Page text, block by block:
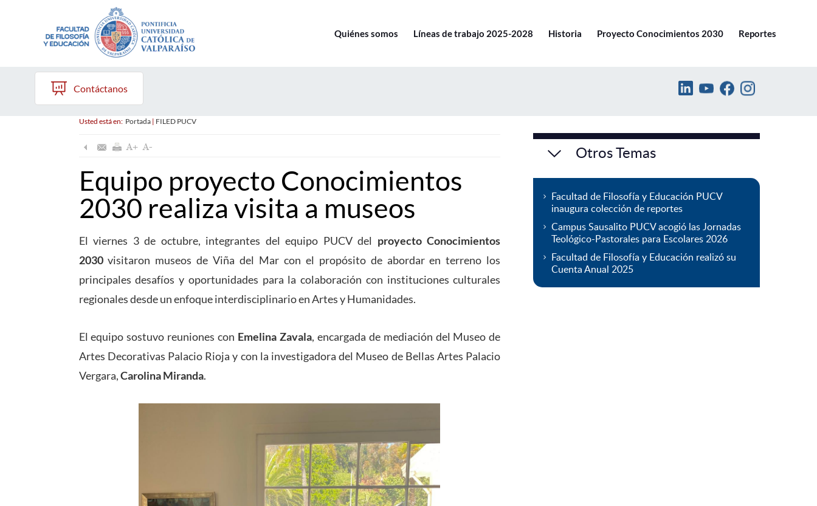
Quiénes somos Líneas de trabajo 2025-2028 Historia Proyecto Conocimientos 2030 Reportes
Contáctanos
Usted está en: Portada| FILED PUCV
Equipo proyecto Conocimientos
2030 realiza visita a museos
El viernes 3 de octubre, integrantes del equipo PUCV del proyecto Conocimientos
2030 visitaron museos de Viña del Mar con el propósito de abordar en terreno los
principales desafíos y oportunidades para la colaboración con instituciones culturales
regionales desde un enfoque interdisciplinario en Artes y Humanidades.
El equipo sostuvo reuniones con Emelina Zavala, encargada de mediación del Museo de
Artes Decorativas Palacio Rioja y con la investigadora del Museo de Bellas Artes Palacio
Vergara,Carolina Miranda.
Otros Temas
Facultad de Filosofía y Educación PUCV
inaugura colección de reportes
Campus Sausalito PUCV acogió las Jornadas
Teológico-Pastorales para Escolares 2026
Facultad de Filosofía y Educación realizó su
Cuenta Anual 2025